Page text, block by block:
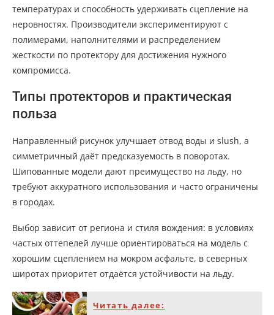
температурах и способность удерживать сцепление на
неровностях. Производители экспериментируют с
полимерами, наполнителями и распределением
жесткости по протектору для достижения нужного
компромисса.
Типы протекторов и практическая
польза
Направленный рисунок улучшает отвод воды и slush, а
симметричный даёт предсказуемость в поворотах.
Шипованные модели дают преимущество на льду, но
требуют аккуратного использования и часто ограничены
в городах.
Выбор зависит от региона и стиля вождения: в условиях
частых оттепелей лучше ориентироваться на модель с
хорошим сцеплением на мокром асфальте, в северных
широтах приоритет отдаётся устойчивости на льду.
Читать далее: